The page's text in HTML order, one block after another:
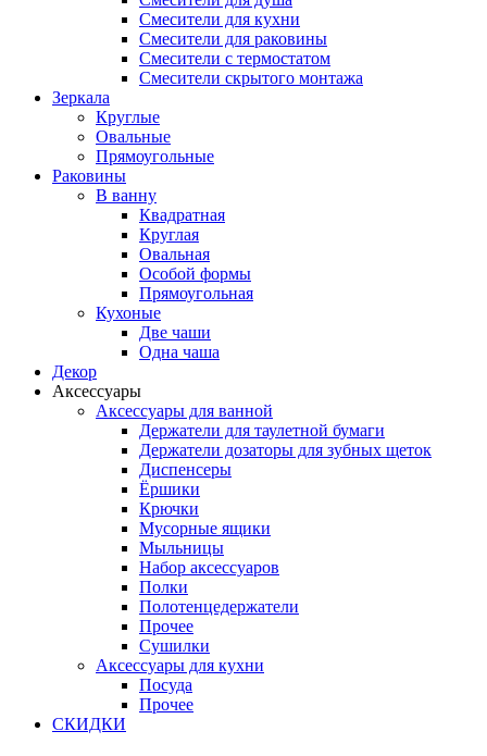
Смесители для кухни
Смесители для раковины
Смесители с термостатом
Смесители скрытого монтажа
Зеркала
Круглые
Овальные
Прямоугольные
Раковины
В ванну
Квадратная
Круглая
Овальная
Особой формы
Прямоугольная
Кухоные
Две чаши
Одна чаша
Декор
Аксессуары
Аксессуары для ванной
Держатели для таулетной бумаги
Держатели дозаторы для зубных щеток
Диспенсеры
Ёршики
Крючки
Мусорные ящики
Мыльницы
Набор аксессуаров
Полки
Полотенцедержатели
Прочее
Сушилки
Аксессуары для кухни
Посуда
Прочее
СКИДКИ